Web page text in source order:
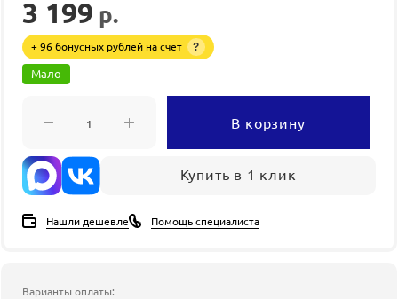
3 199 р.
+ 96 бонусных рублей на счет ?
Мало
В корзину
Купить в 1 клик
Нашли дешевле Помощь специалиста
Варианты оплаты: